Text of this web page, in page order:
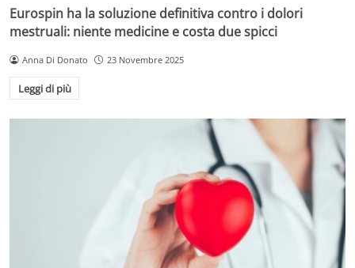
Eurospin ha la soluzione definitiva contro i dolori
mestruali: niente medicine e costa due spicci
Anna Di Donato 23 Novembre 2025
Leggi di più